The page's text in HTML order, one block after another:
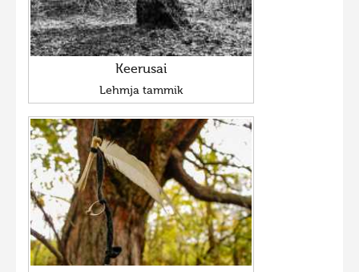
Keerusai
Lehmja tammik